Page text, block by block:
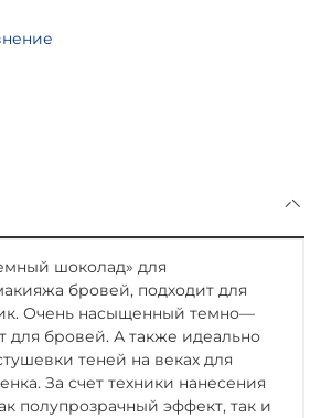
шоколад» для
бровей, подходит для
Очень насыщенный темно—
для бровей. А также идеально
теней на веках для
За счет техники нанесения
полупрозрачный эффект, так и